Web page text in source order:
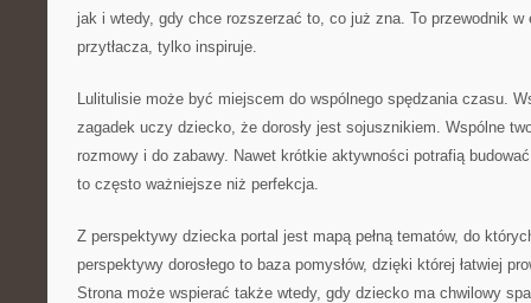
jak i wtedy, gdy chce rozszerzać to, co już zna. To przewodnik w
przytłacza, tylko inspiruje.
Lulitulisie może być miejscem do wspólnego spędzania czasu.
zagadek uczy dziecko, że dorosły jest sojusznikiem. Wspólne
rozmowy i do zabawy. Nawet krótkie aktywności potrafią
to często ważniejsze niż perfekcja.
Z perspektywy dziecka portal jest mapą pełną tematów, do
perspektywy dorosłego to baza pomysłów, dzięki której łatwiej
Strona może wspierać także wtedy, gdy dziecko ma chwilowy